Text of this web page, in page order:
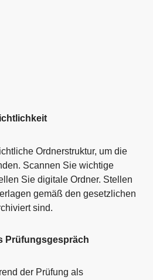
Ordnerstruktur, um die
Scannen Sie wichtige
Sie digitale Ordner. Stellen
gemäß den gesetzlichen
sind.
Prüfungsgespräch
der Prüfung als